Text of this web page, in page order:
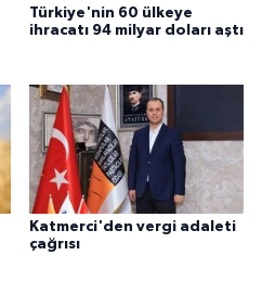
Türkiye'nin 60 ülkeye
ihracatı 94 milyar doları aştı
Katmerci'den vergi adaleti
çağrısı